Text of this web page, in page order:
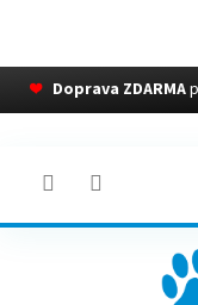
❤ Doprava ZDARMA